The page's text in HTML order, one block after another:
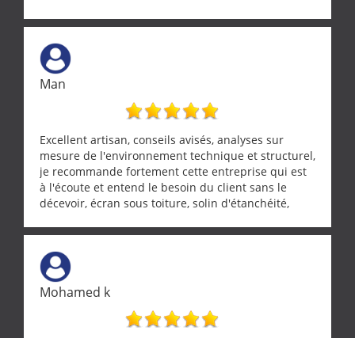
Man
Excellent artisan, conseils avisés, analyses sur
mesure de l'environnement technique et structurel,
je recommande fortement cette entreprise qui est
à l'écoute et entend le besoin du client sans le
décevoir, écran sous toiture, solin d'étanchéité,
récupérateur d'eau, tout a été parfaitement mis en
œuvre sans besoin d'y revenir. confiance assurée.
Mohamed k